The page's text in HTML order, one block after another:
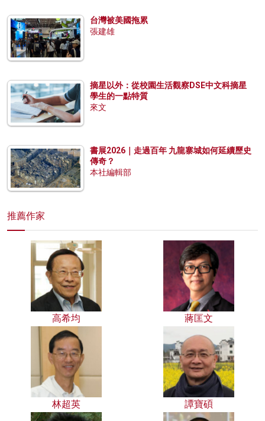
台灣被美國拖累
張建雄
摘星以外：從校園生活觀察DSE中文科摘星
學生的一點特質
來文
書展2026｜走過百年 九龍寨城如何延續歷史
傳奇？
本社編輯部
推薦作家
高希均 蔣匡文
林超英 譚寶碩